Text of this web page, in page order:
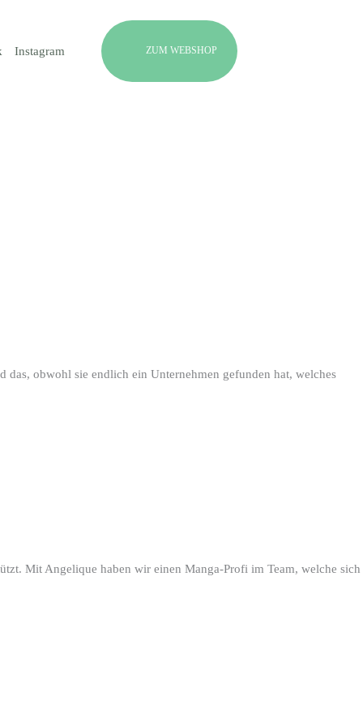
Instagram ZUM WEBSHOP
obwohl sie endlich ein Unternehmen gefunden hat, welches
Mit Angelique haben wir einen Manga-Profi im Team, welche sich